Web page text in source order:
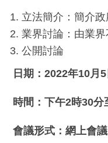
立法簡介：簡介
業界討論：由業
公開討論
日期：2022年10月5
時間：下午2時30分
會議形式：網上會議